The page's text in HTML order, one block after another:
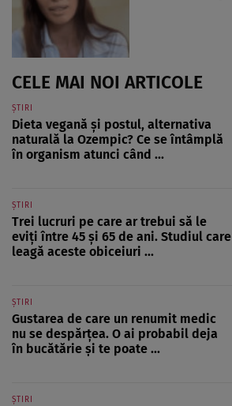
CELE MAI NOI ARTICOLE
ȘTIRI
Dieta vegană și postul, alternativa
naturală la Ozempic? Ce se întâmplă
în organism atunci când ...
ȘTIRI
Trei lucruri pe care ar trebui să le
eviți între 45 și 65 de ani. Studiul care
leagă aceste obiceiuri ...
ȘTIRI
Gustarea de care un renumit medic
nu se despărțea. O ai probabil deja
în bucătărie și te poate ...
ȘTIRI